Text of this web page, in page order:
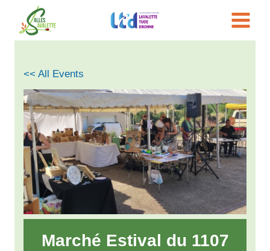
contenu
<< All Events
Marché Estival du 1107